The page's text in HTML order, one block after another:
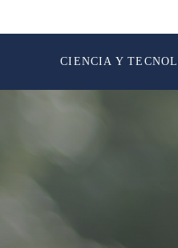
CIENCIA Y